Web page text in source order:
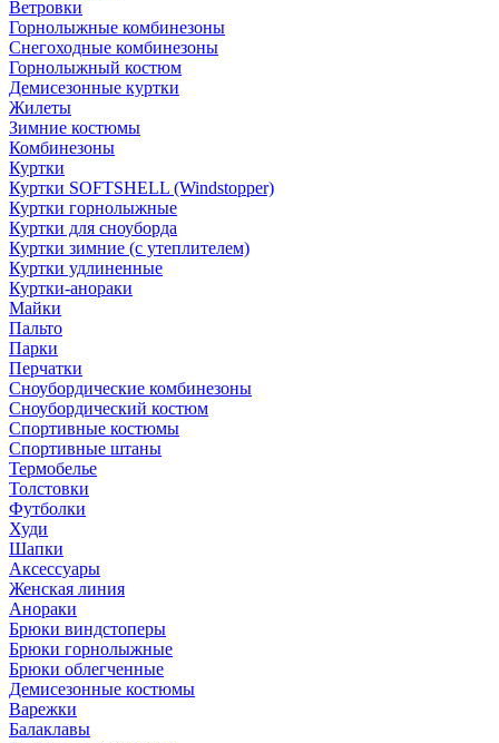
Ветровки
Горнолыжные комбинезоны
Снегоходные комбинезоны
Горнолыжный костюм
Демисезонные куртки
Жилеты
Зимние костюмы
Комбинезоны
Куртки
Куртки SOFTSHELL (Windstopper)
Куртки горнолыжные
Куртки для сноуборда
Куртки зимние (с утеплителем)
Куртки удлиненные
Куртки-анораки
Майки
Пальто
Парки
Перчатки
Сноубордические комбинезоны
Сноубордический костюм
Спортивные костюмы
Спортивные штаны
Термобелье
Толстовки
Футболки
Худи
Шапки
Аксессуары
Женская линия
Анораки
Брюки виндстоперы
Брюки горнолыжные
Брюки облегченные
Демисезонные костюмы
Варежки
Балаклавы